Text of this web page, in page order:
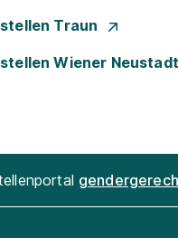
Traun
Wiener Neustadt